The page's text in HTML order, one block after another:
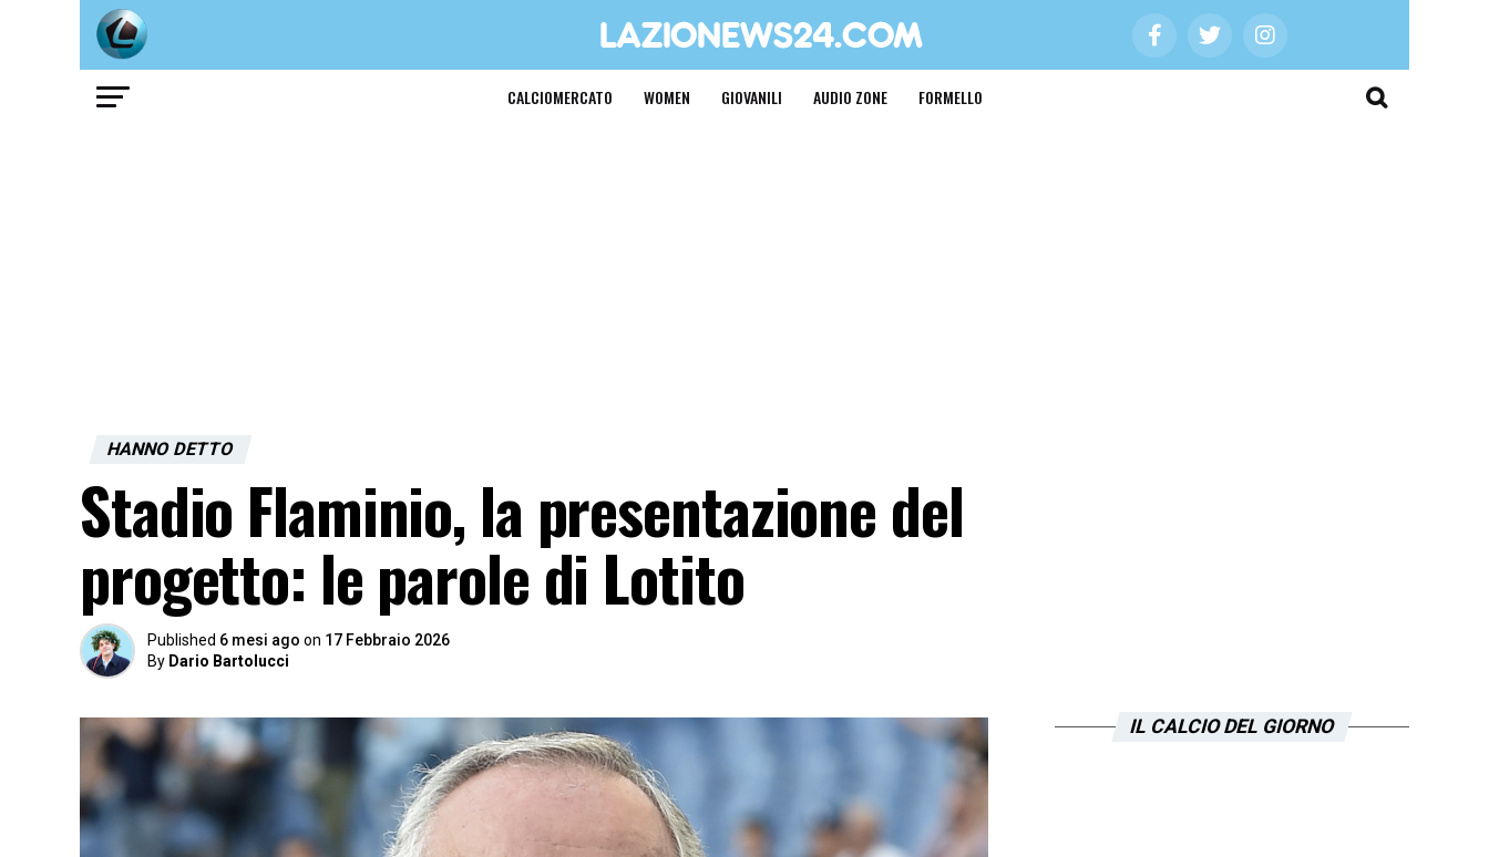
CALCIOMERCATO WOMEN GIOVANILI AUDIO ZONE FORMELLO
HANNO DETTO
Stadio Flaminio, la presentazione del
progetto: le parole di Lotito
Published 6 mesi ago on 17 Febbraio 2026
By Dario Bartolucci
IL CALCIO DEL GIORNO